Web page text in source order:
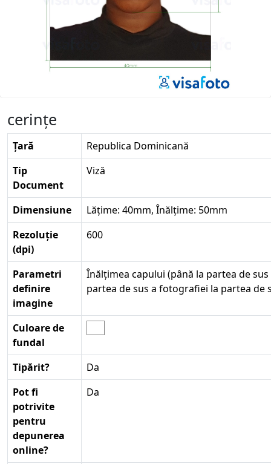
cerinţe
Țară
Republica Dominicană
Tip
Document
Viză
Dimensiune
Lățime: 40mm, Înălțime: 50mm
Rezoluție
(dpi)
600
Parametri
definire
imagine
Înălțimea capului (până la partea de
partea de sus a fotografiei la partea de
Culoare de
fundal
Tipărit?
Da
Pot fi
potrivite
pentru
depunerea
online?
Da